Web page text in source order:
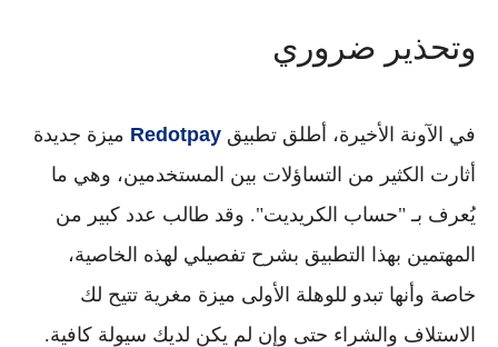
وتحذير ضروري
في الآونة الأخيرة، أطلق تطبيق Redotpay ميزة جديدة
أثارت الكثير من التساؤلات بين المستخدمين، وهي ما
يُعرف بـ "حساب الكريديت". وقد طالب عدد كبير من
المهتمين بهذا التطبيق بشرح تفصيلي لهذه الخاصية،
خاصة وأنها تبدو للوهلة الأولى ميزة مغرية تتيح لك
الاستلاف والشراء حتى وإن لم يكن لديك سيولة كافية.